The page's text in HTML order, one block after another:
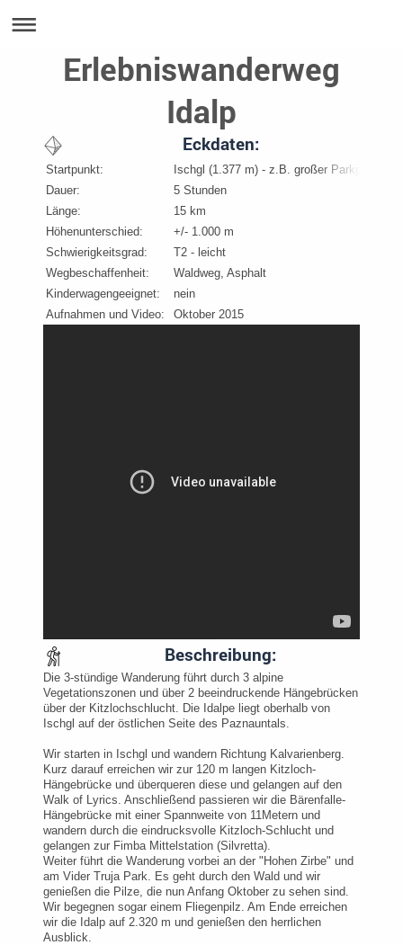
Erlebniswanderweg
Idalp
Eckdaten:
Startpunkt:
Ischgl (1.377 m) - z.B. großer Parkplatz
Dauer:
5 Stunden
Länge:
15 km
Höhenunterschied:
+/- 1.000 m
Schwierigkeitsgrad:
T2 - leicht
Wegbeschaffenheit:
Waldweg, Asphalt
Kinderwagengeeignet:
nein
Aufnahmen und Video:
Oktober 2015
Beschreibung:
Die 3-stündige Wanderung führt durch 3 alpine
Vegetationszonen und über 2 beeindruckende Hängebrücken
über der Kitzlochschlucht. Die Idalpe liegt oberhalb von
Ischgl auf der östlichen Seite des Paznauntals.
Wir starten in Ischgl und wandern Richtung Kalvarienberg.
Kurz darauf erreichen wir zur 120 m langen Kitzloch-
Hängebrücke und überqueren diese und gelangen auf den
Walk of Lyrics. Anschließend passieren wir die Bärenfalle-
Hängebrücke mit einer Spannweite von 11Metern und
wandern durch die eindrucksvolle Kitzloch-Schlucht und
gelangen zur Fimba Mittelstation (Silvretta).
Weiter führt die Wanderung vorbei an der "Hohen Zirbe" und
am Vider Truja Park. Es geht durch den Wald und wir
genießen die Pilze, die nun Anfang Oktober zu sehen sind.
Wir begegnen sogar einem Fliegenpilz. Am Ende erreichen
wir die Idalp auf 2.320 m und genießen den herrlichen
Ausblick.